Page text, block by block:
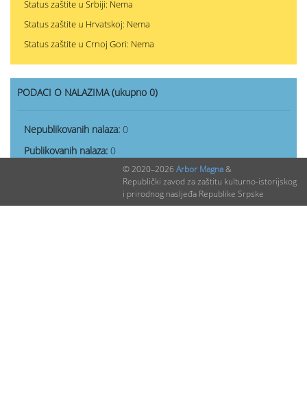
Status zaštite u Srbiji: Nema
Status zaštite u Hrvatskoj: Nema
Status zaštite u Crnoj Gori: Nema
PODACI O NALAZIMA (ukupno 0)
Nepublikovanih nalaza: 0
Publikovanih nalaza: 0
© 2020–2026 Arbor Magna&
Republički zavod za zaštitu kulturno-istorijskog
i prirodnog nasljeđa Republike Srpske